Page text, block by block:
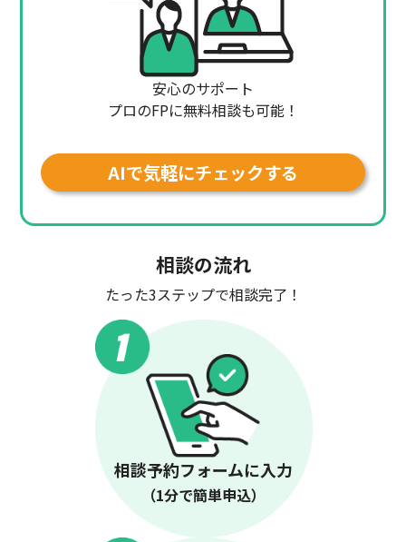
安心のサポート
プロのFPに無料相談も可能！
AIで気軽にチェックする
相談の流れ
たった3ステップで相談完了！
相談予約フォームに入力
（1分で簡単申込）